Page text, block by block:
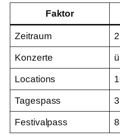
Faktor
Zeitraum
Konzerte
Locations
Tagespass
Festivalpass